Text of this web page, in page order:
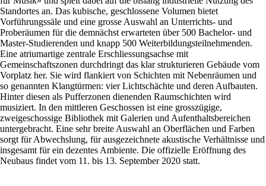
Standortes an. Das kubische, geschlossene Volumen bietet
Vorführungssäle und eine grosse Auswahl an Unterrichts- und
Proberäumen für die demnächst erwarteten über 500 Bachelor- und
Master-Studierenden und knapp 500 Weiterbildungsteilnehmenden.
Eine atriumartige zentrale Erschliessungsachse mit
Gemeinschaftszonen durchdringt das klar strukturieren Gebäude vom
Vorplatz her. Sie wird flankiert von Schichten mit Nebenräumen und
so genannten Klangtürmen: vier Lichtschächte und deren Aufbauten.
Hinter diesen als Pufferzonen dienenden Raumschichten wird
musiziert. In den mittleren Geschossen ist eine grosszügige,
zweigeschossige Bibliothek mit Galerien und Aufenthaltsbereichen
untergebracht. Eine sehr breite Auswahl an Oberflächen und Farben
sorgt für Abwechslung, für ausgezeichnete akustische Verhältnisse und
insgesamt für ein dezentes Ambiente. Die offizielle Eröffnung des
Neubaus findet vom 11. bis 13. September 2020 statt.